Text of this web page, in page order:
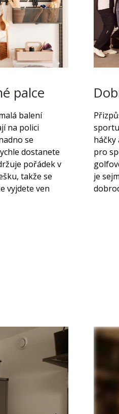
palce
balení
na polici
se
dostanete
pořádek v
takže se
vyjdete ven
háčky
pro
je